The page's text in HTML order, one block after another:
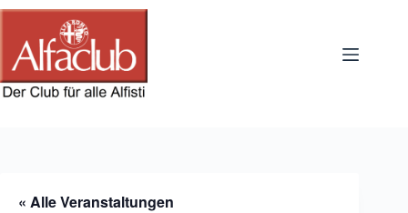
Zum
springen
« Alle Veranstaltungen